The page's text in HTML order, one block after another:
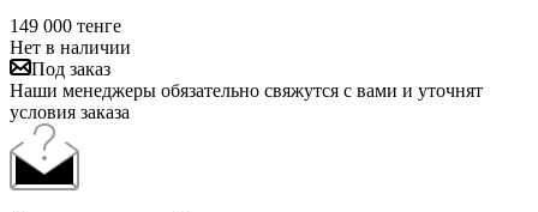
149 000 тенге
Нет в наличии
Под заказ
Наши менеджеры обязательно свяжутся с вами и уточнят
условия заказа